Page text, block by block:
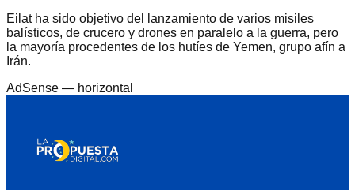
Eilat ha sido objetivo del lanzamiento de varios misiles
balísticos, de crucero y drones en paralelo a la guerra, pero
la mayoría procedentes de los hutíes de Yemen, grupo afín a
Irán.
AdSense — horizontal